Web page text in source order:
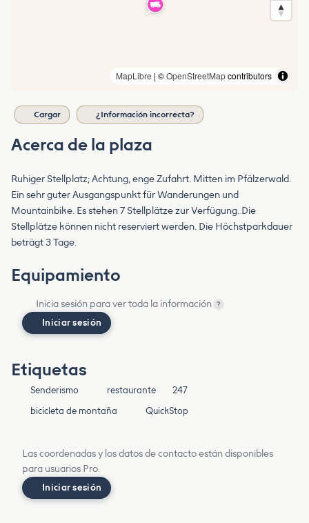
MapLibre | ©OpenStreetMapcontributors
Cargar ¿Información incorrecta?
Acerca de la plaza
Ruhiger Stellplatz; Achtung, enge Zufahrt. Mitten im Pfälzerwald.
Ein sehr guter Ausgangspunkt für Wanderungen und
Mountainbike. Es stehen 7 Stellplätze zur Verfügung. Die
Stellplätze können nicht reserviert werden. Die Höchstparkdauer
beträgt 3 Tage.
Equipamiento
Inicia sesión para ver toda la información ?
Iniciar sesión
Etiquetas
Senderismo restaurante
247
bicicleta de montaña
QuickStop
Las coordenadas y los datos de contacto están disponibles
para usuarios Pro.
Iniciar sesión